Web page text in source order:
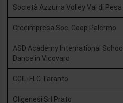
Società Azzurra Volley Val di Pesa
Credimpresa Soc. Coop Palermo
ASD Academy International School
Dance in Vicovaro
CGIL-FLC Taranto
Oligenesi Srl Prato